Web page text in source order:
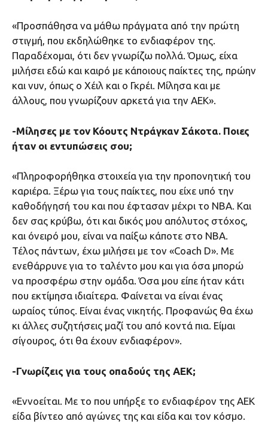
«Προσπάθησα να μάθω πράγματα από την πρώτη
στιγμή, που εκδηλώθηκε το ενδιαφέρον της.
Παραδέχομαι, ότι δεν γνωρίζω πολλά. Όμως, είχα
μιλήσει εδώ και καιρό με κάποιους παίκτες της, πρώην
και νυν, όπως ο Χέιλ και ο Γκρέι. Μίλησα και με
άλλους, που γνωρίζουν αρκετά για την ΑΕΚ».
-Μίλησες με τον Κόουτς Ντράγκαν Σάκοτα. Ποιες
ήταν οι εντυπώσεις σου;
«Πληροφορήθηκα στοιχεία για την προπονητική του
καριέρα. Ξέρω για τους παίκτες, που είχε υπό την
καθοδήγησή του και που έφτασαν μέχρι το ΝΒΑ. Και
δεν σας κρύβω, ότι και δικός μου απόλυτος στόχος,
και όνειρό μου, είναι να παίξω κάποτε στο ΝΒΑ.
Τέλος πάντων, έχω μιλήσει με τον «Coach D». Με
ενεθάρρυνε για το ταλέντο μου και για όσα μπορώ
να προσφέρω στην ομάδα. Όσα μου είπε ήταν κάτι
που εκτίμησα ιδιαίτερα. Φαίνεται να είναι ένας
ωραίος τύπος. Είναι ένας νικητής. Προφανώς θα έχω
κι άλλες συζητήσεις μαζί του από κοντά πια. Είμαι
σίγουρος, ότι θα έχουν ενδιαφέρον».
-Γνωρίζεις για τους οπαδούς της ΑΕΚ;
«Εννοείται. Με το που υπήρξε το ενδιαφέρον της ΑΕΚ
είδα βίντεο από αγώνες της και είδα και τον κόσμο.